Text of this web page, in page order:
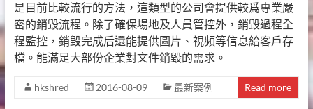
是目前比較流行的方法，這類型的公司會提供較爲專業嚴
密的銷毀流程。除了確保場地及人員管控外，銷毀過程全
程監控，銷毀完成后還能提供圖片、視頻等信息給客戶存
檔。能滿足大部份企業對文件銷毀的需求。
hkshred 2016-08-09 最新案例 Read more